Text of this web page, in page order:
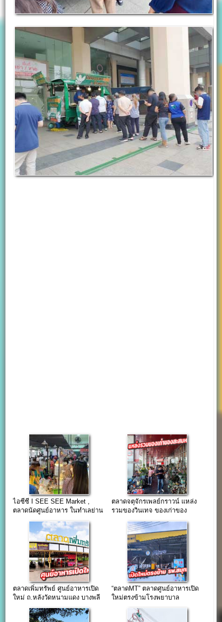
ไอซีซี I SEE SEE Market ,
ตลาดนัดศูนย์อาหาร ในทำเลย่าน
ตลาดจตุจักรเพลย์กราวน์ แหล่ง
รวมของวินเทจ ของเก่าของ
โบราณ แหล่งใหญ่ใจกลางเมือง
ตลาดเพิ่มทรัพย์ ศูนย์อาหารเปิด
ใหม่ ถ.หลังวัดหนามแดง บางพลี
“ตลาดMT” ตลาดศูนย์อาหารเปิด
ใหม่ตรงข้ามโรงพยาบาล